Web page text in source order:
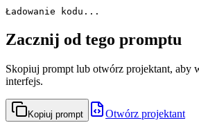
Ładowanie kodu...
Zacznij od tego promptu
Skopiuj prompt lub otwórz projektant, aby
interfejs.
Kopiuj prompt Otwórz projektant